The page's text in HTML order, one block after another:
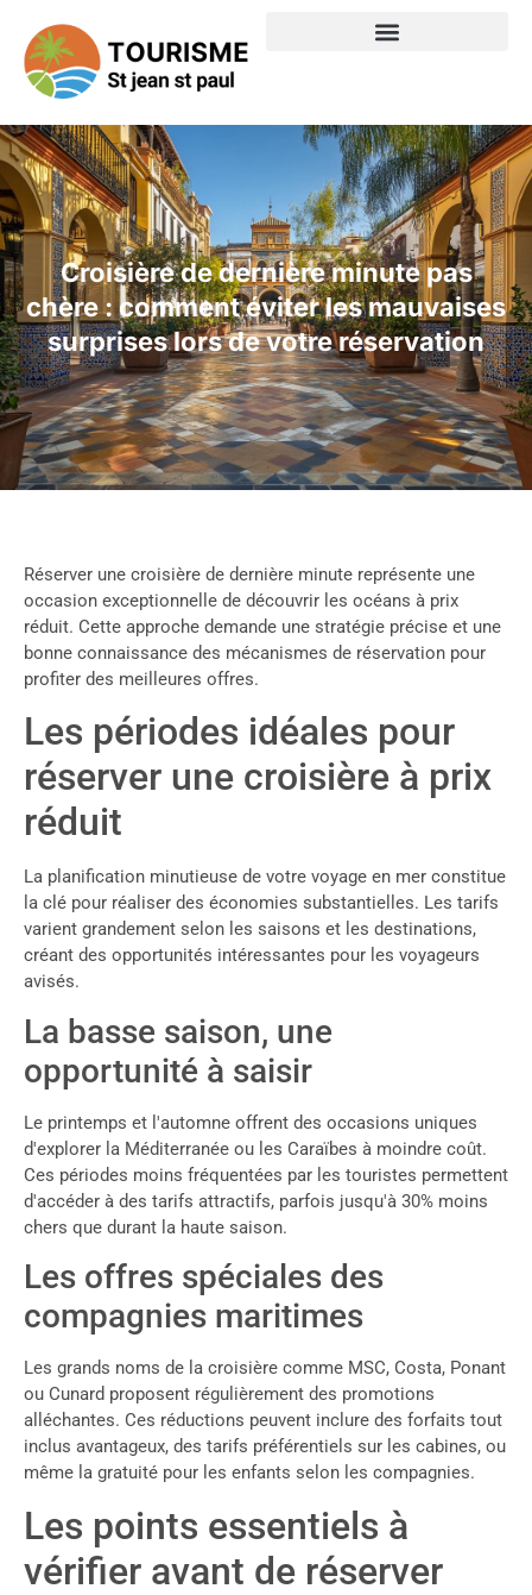
Croisière de dernière minute pas
chère : comment éviter les mauvaises
surprises lors de votre réservation
Réserver une croisière de dernière minute représente une
occasion exceptionnelle de découvrir les océans à prix
réduit. Cette approche demande une stratégie précise et une
bonne connaissance des mécanismes de réservation pour
profiter des meilleures offres.
Les périodes idéales pour
réserver une croisière à prix
réduit
La planification minutieuse de votre voyage en mer constitue
la clé pour réaliser des économies substantielles. Les tarifs
varient grandement selon les saisons et les destinations,
créant des opportunités intéressantes pour les voyageurs
avisés.
La basse saison, une
opportunité à saisir
Le printemps et l'automne offrent des occasions uniques
d'explorer la Méditerranée ou les Caraïbes à moindre coût.
Ces périodes moins fréquentées par les touristes permettent
d'accéder à des tarifs attractifs, parfois jusqu'à 30% moins
chers que durant la haute saison.
Les offres spéciales des
compagnies maritimes
Les grands noms de la croisière comme MSC, Costa, Ponant
ou Cunard proposent régulièrement des promotions
alléchantes. Ces réductions peuvent inclure des forfaits tout
inclus avantageux, des tarifs préférentiels sur les cabines, ou
même la gratuité pour les enfants selon les compagnies.
Les points essentiels à
vérifier avant de réserver